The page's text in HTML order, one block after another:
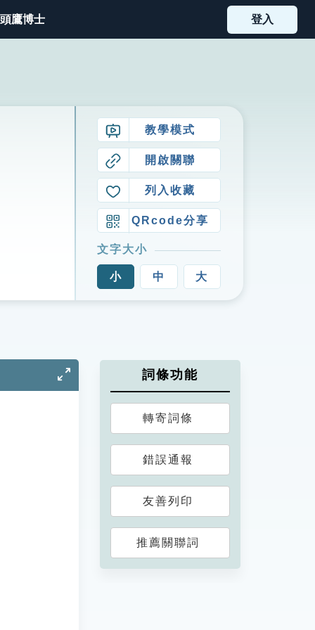
鷹博士 登入
教學模式
開啟關聯
列入收藏
QRcode分享
文字大小
小 中 大
詞條功能
轉寄詞條
錯誤通報
友善列印
推薦關聯詞